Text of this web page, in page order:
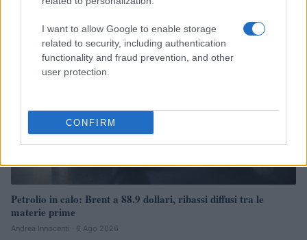
I want to allow Google to enable storage
related to security, including authentication
functionality and fraud prevention, and other
user protection.
CONFIRM
Petrolio in calo: Brent a 88.9 dollari, ribassi diffusi tra le
materie prime
Andrea Innocenti · 6 Ago 2026